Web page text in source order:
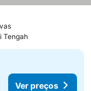
Tengah
Ver preços